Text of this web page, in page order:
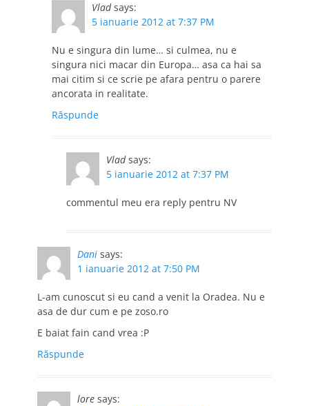
Vlad says:
5 ianuarie 2012 at 7:37 PM
Nu e singura din lume… si culmea, nu e
singura nici macar din Europa… asa ca hai sa
mai citim si ce scrie pe afara pentru o parere
ancorata in realitate.
Răspunde
Vlad says:
5 ianuarie 2012 at 7:37 PM
commentul meu era reply pentru NV
Dani says:
1 ianuarie 2012 at 7:50 PM
L-am cunoscut si eu cand a venit la Oradea. Nu e
asa de dur cum e pe zoso.ro
E baiat fain cand vrea :P
Răspunde
lore says: